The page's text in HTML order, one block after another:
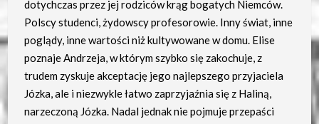
dotychczas przez jej rodziców krąg bogatych Niemców.
Polscy studenci, żydowscy profesorowie. Inny świat, inne
poglądy, inne wartości niż kultywowane w domu. Elise
poznaje Andrzeja, w którym szybko się zakochuje, z
trudem zyskuje akceptację jego najlepszego przyjaciela
Józka, ale i niezwykle łatwo zaprzyjaźnia się z Haliną,
narzeczoną Józka. Nadal jednak nie pojmuje przepaści